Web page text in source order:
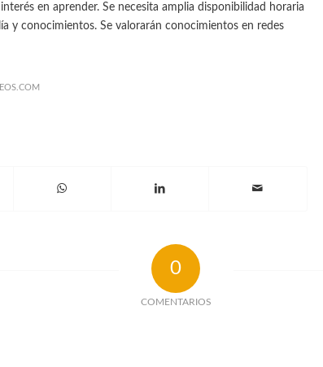
en aprender. Se necesita amplia disponibilidad horaria
y conocimientos. Se valorarán conocimientos en redes
0
COMENTARIOS